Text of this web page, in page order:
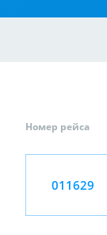
Номер рейса
011629